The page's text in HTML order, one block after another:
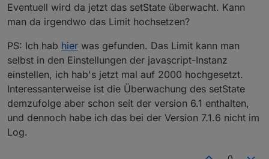
Eventuell wird da jetzt das setState überwacht. Kann
man da irgendwo das Limit hochsetzen?
PS: Ich hab hier was gefunden. Das Limit kann man
selbst in den Einstellungen der javascript-Instanz
einstellen, ich hab's jetzt mal auf 2000 hochgesetzt.
Interessanterweise ist die Überwachung des setState
demzufolge aber schon seit der version 6.1 enthalten,
und dennoch habe ich das bei der Version 7.1.6 nicht im
Log.